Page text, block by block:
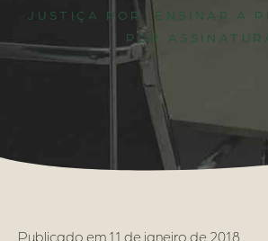
JUSTIÇA POR 'ENSINAR A
POR
Publicado em 11 de janeiro de 2018